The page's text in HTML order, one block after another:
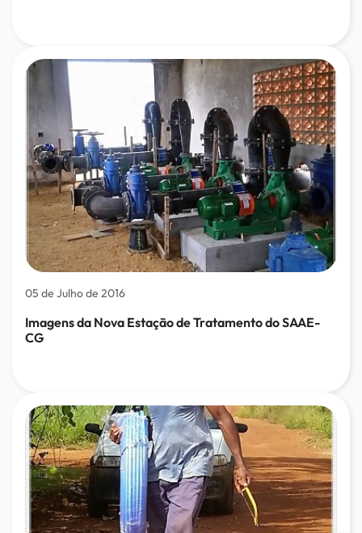
05 de Julho de 2016
Imagens da Nova Estação de Tratamento do SAAE-
CG